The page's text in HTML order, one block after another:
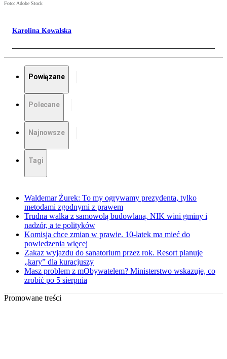
Foto: Adobe Stock
Karolina Kowalska
Powiązane
Polecane
Najnowsze
Tagi
Waldemar Żurek: To my ogrywamy prezydenta, tylko
metodami zgodnymi z prawem
Trudna walka z samowolą budowlaną. NIK wini gminy i
nadzór, a te polityków
Komisja chce zmian w prawie. 10-latek ma mieć do
powiedzenia więcej
Zakaz wyjazdu do sanatorium przez rok. Resort planuje
„kary” dla kuracjuszy
Masz problem z mObywatelem? Ministerstwo wskazuje, co
zrobić po 5 sierpnia
Promowane treści